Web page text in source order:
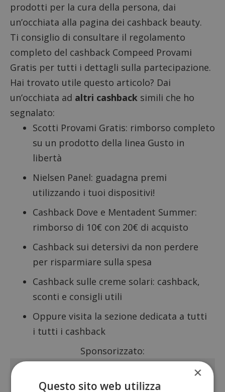
prodotti per la cura della persona, dai
un’occhiata alla pagina dei cashback beauty.
Ti consiglio di consultare il regolamento
completo del cashback Compeed Provami
Gratis per tutti i dettagli sulla partecipazione.
Hai trovato utile questo articolo? Dai
un’occhiata ad altri cashback simili che ho
segnalato:
Scotti Provami Gratis: rimborso completo
su un prodotto della linea Gusto in
libertà
Nielsen Panel: guadagna premi
utilizzando i tuoi dispositivi!
Cashback Dove e Mentadent Summer:
rimborso di 10€ con 20€ di acquisto
Cashback sui detersivi da non perdere
per risparmiare sulla spesa
Cashback sulle creme solari: cashback,
sconti e consigli utili
Oppure visita la sezione dedicata a tutti
i tutti i cashback
Sponsorizzato:
×
Questo sito web utilizza